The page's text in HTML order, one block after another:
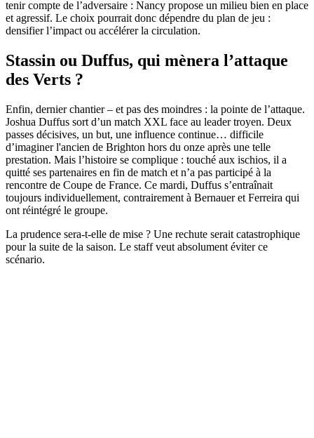
tenir compte de l’adversaire : Nancy propose un milieu bien en place
et agressif. Le choix pourrait donc dépendre du plan de jeu :
densifier l’impact ou accélérer la circulation.
Stassin ou Duffus, qui mènera l’attaque
des Verts ?
Enfin, dernier chantier – et pas des moindres : la pointe de l’attaque.
Joshua Duffus sort d’un match XXL face au leader troyen. Deux
passes décisives, un but, une influence continue… difficile
d’imaginer l'ancien de Brighton hors du onze après une telle
prestation. Mais l’histoire se complique : touché aux ischios, il a
quitté ses partenaires en fin de match et n’a pas participé à la
rencontre de Coupe de France. Ce mardi, Duffus s’entraînait
toujours individuellement, contrairement à Bernauer et Ferreira qui
ont réintégré le groupe.
La prudence sera-t-elle de mise ? Une rechute serait catastrophique
pour la suite de la saison. Le staff veut absolument éviter ce
scénario.